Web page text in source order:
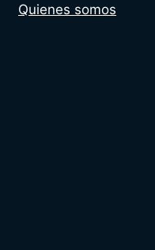
Quienes somos